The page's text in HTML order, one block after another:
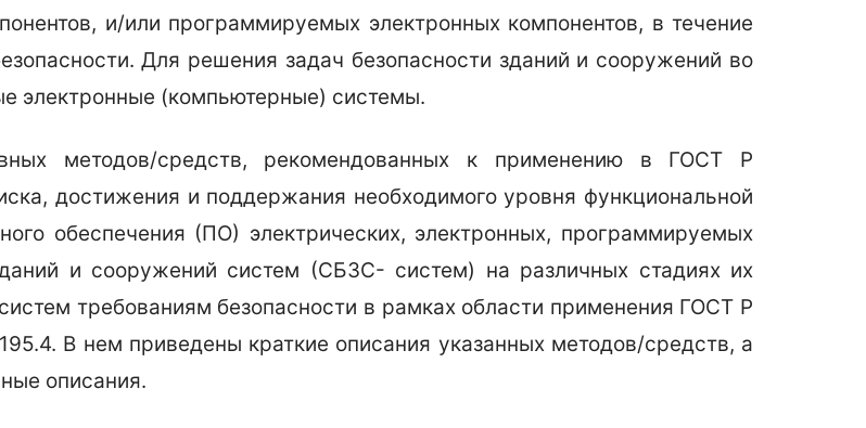
и/или программируемых электронных компонентов, в течение
Для решения задач безопасности зданий и сооружений во
электронные (компьютерные) системы.
методов/средств, рекомендованных к применению в ГОСТ Р
достижения и поддержания необходимого уровня функциональной
обеспечения (ПО) электрических, электронных, программируемых
и сооружений систем (СБЗС- систем) на различных стадиях их
требованиям безопасности в рамках области применения ГОСТ Р
В нем приведены краткие описания указанных методов/средств, а
описания.